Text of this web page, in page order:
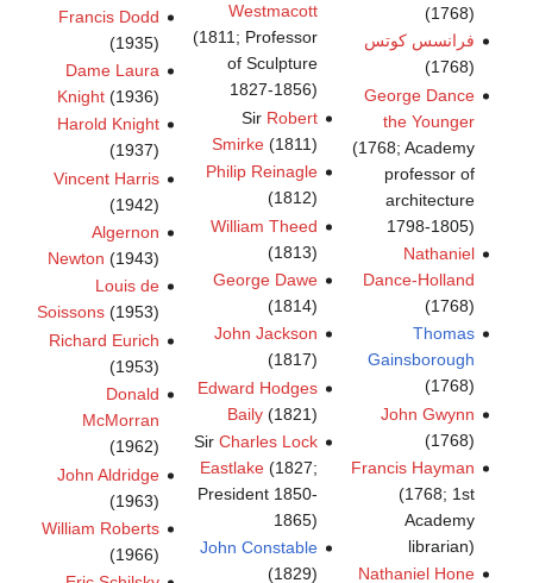
(1768)
فرانسس كوتس
(1768)
George Dance
the Younger
(1768; Academy
professor of
architecture
1798-1805)
Nathaniel
Dance-Holland
(1768)
Thomas
Gainsborough
(1768)
John Gwynn
(1768)
Francis Hayman
(1768; 1st
Academy
librarian)
Nathaniel Hone
Westmacott
(1811; Professor
of Sculpture
1827-1856)
Sir Robert
Smirke(1811)
Philip Reinagle
(1812)
William Theed
(1813)
George Dawe
(1814)
John Jackson
(1817)
Edward Hodges
Baily(1821)
Sir Charles Lock
Eastlake(1827;
President 1850-
1865)
John Constable
(1829)
Francis Dodd
(1935)
Dame Laura
Knight(1936)
Harold Knight
(1937)
Vincent Harris
(1942)
Algernon
Newton (1943)
Louis de
Soissons(1953)
Richard Eurich
(1953)
Donald
McMorran
(1962)
John Aldridge
(1963)
William Roberts
(1966)